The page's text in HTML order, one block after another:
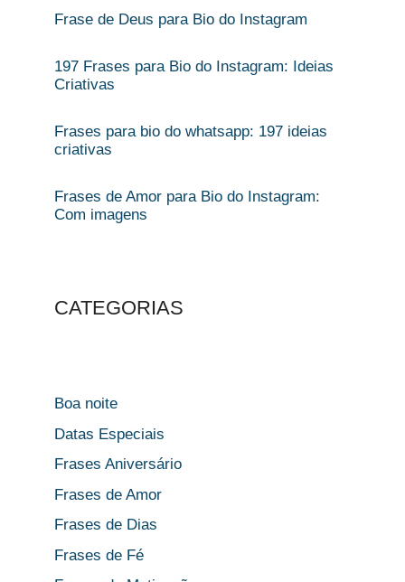
Frase de Deus para Bio do Instagram
197 Frases para Bio do Instagram: Ideias
Criativas
Frases para bio do whatsapp: 197 ideias
criativas
Frases de Amor para Bio do Instagram:
Com imagens
CATEGORIAS
Boa noite
Datas Especiais
Frases Aniversário
Frases de Amor
Frases de Dias
Frases de Fé